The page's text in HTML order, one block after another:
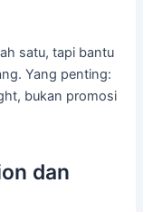
satu, tapi bantu
Yang penting:
bukan promosi
dan